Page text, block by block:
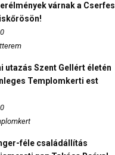
várnak a Cserfes
utazás Szent Gellért életén
Templomkerti est
féle családállítás